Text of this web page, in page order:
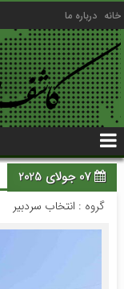
خانه درباره ما
07 جولای 2025
گروه : انتخاب سردبیر